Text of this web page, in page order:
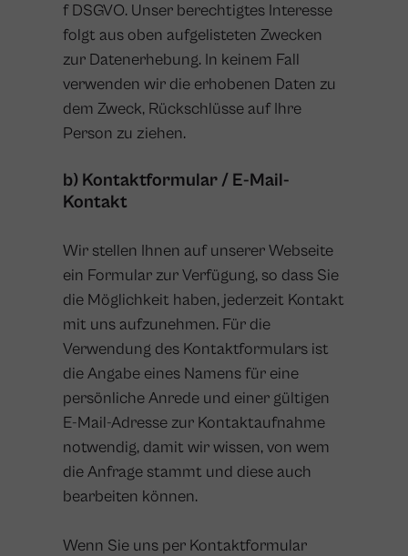
f DSGVO. Unser berechtigtes Interesse
folgt aus oben aufgelisteten Zwecken
zur Datenerhebung. In keinem Fall
verwenden wir die erhobenen Daten zu
dem Zweck, Rückschlüsse auf Ihre
Person zu ziehen.
b) Kontaktformular / E-Mail-
Kontakt
Wir stellen Ihnen auf unserer Webseite
ein Formular zur Verfügung, so dass Sie
die Möglichkeit haben, jederzeit Kontakt
mit uns aufzunehmen. Für die
Verwendung des Kontaktformulars ist
die Angabe eines Namens für eine
persönliche Anrede und einer gültigen
E-Mail-Adresse zur Kontaktaufnahme
notwendig, damit wir wissen, von wem
die Anfrage stammt und diese auch
bearbeiten können.
Wenn Sie uns per Kontaktformular